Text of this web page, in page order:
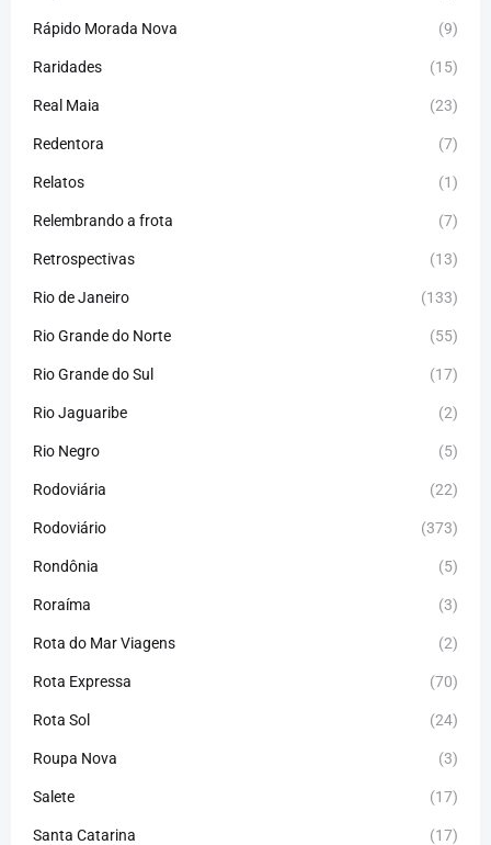
Rápido Morada Nova (9)
Raridades (15)
Real Maia (23)
Redentora (7)
Relatos (1)
Relembrando a frota (7)
Retrospectivas (13)
Rio de Janeiro (133)
Rio Grande do Norte (55)
Rio Grande do Sul (17)
Rio Jaguaribe (2)
Rio Negro (5)
Rodoviária (22)
Rodoviário (373)
Rondônia (5)
Roraíma (3)
Rota do Mar Viagens (2)
Rota Expressa (70)
Rota Sol (24)
Roupa Nova (3)
Salete (17)
Santa Catarina (17)